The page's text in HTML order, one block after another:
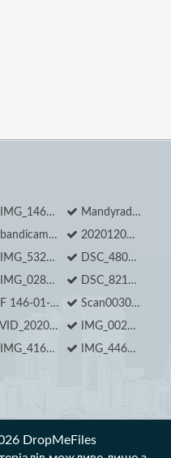
IMG_1468.JPG
Mandyradzhy Ilona_ Outer Space 3.jpg
bandicam 2020-11-30 17-58-09-619.jpg
20201204_122226.jpg
IMG_5324.MOV
DSC_4800.JPG
IMG_0285.MOV
DSC_8214.JPG
F 146-01-2405 0573.jpg
Scan0030.pdf
VID_20201107_180713.mp4
IMG_0022.JPG
IMG_4160.jpg
IMG_4466.JPG
DropMeFiles